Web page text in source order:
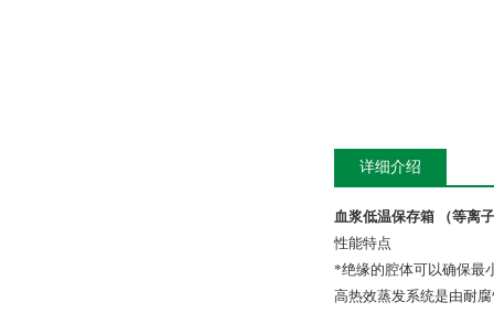
详细介绍
血浆低温保存箱 （等离
性能特点
*绝缘的腔体可以确保最
高热效蒸发系统是由耐